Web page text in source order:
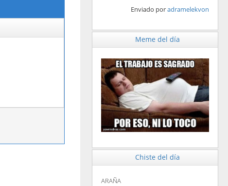
Enviado poradramelekvon
Meme del día
Chiste del día
ARAÑA